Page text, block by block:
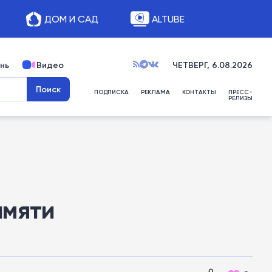
ДОМ И САД ALTUBE
Видео ЧЕТВЕРГ, 6.08.2026
ПОДПИСКА РЕКЛАМА КОНТАКТЫ ПРЕСС-
РЕЛИЗЫ